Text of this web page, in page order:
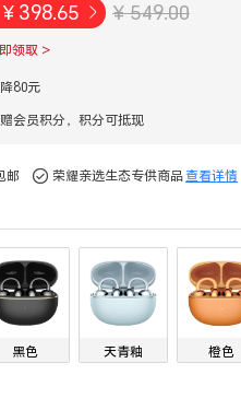
¥ 398.65 ¥ 549.00
领取 >
80元
会员积分，积分可抵现
邮 荣耀亲选生态专供商品查看详情
黑色 天青釉 橙色